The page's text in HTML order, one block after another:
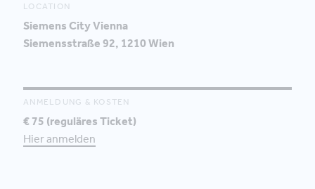
LOCATION
Siemens City Vienna
Siemensstraße 92, 1210 Wien
ANMELDUNG & KOSTEN
€ 75 (reguläres Ticket)
Hier anmelden